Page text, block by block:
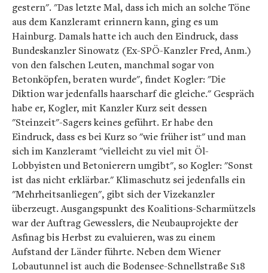
gestern". "Das letzte Mal, dass ich mich an solche Töne
aus dem Kanzleramt erinnern kann, ging es um
Hainburg. Damals hatte ich auch den Eindruck, dass
Bundeskanzler Sinowatz (Ex-SPÖ-Kanzler Fred, Anm.)
von den falschen Leuten, manchmal sogar von
Betonköpfen, beraten wurde", findet Kogler: "Die
Diktion war jedenfalls haarscharf die gleiche." Gespräch
habe er, Kogler, mit Kanzler Kurz seit dessen
"Steinzeit"-Sagers keines geführt. Er habe den
Eindruck, dass es bei Kurz so "wie früher ist" und man
sich im Kanzleramt "vielleicht zu viel mit Öl-
Lobbyisten und Betonierern umgibt", so Kogler: "Sonst
ist das nicht erklärbar." Klimaschutz sei jedenfalls ein
"Mehrheitsanliegen", gibt sich der Vizekanzler
überzeugt. Ausgangspunkt des Koalitions-Scharmützels
war der Auftrag Gewesslers, die Neubauprojekte der
Asfinag bis Herbst zu evaluieren, was zu einem
Aufstand der Länder führte. Neben dem Wiener
Lobautunnel ist auch die Bodensee-Schnellstraße S18